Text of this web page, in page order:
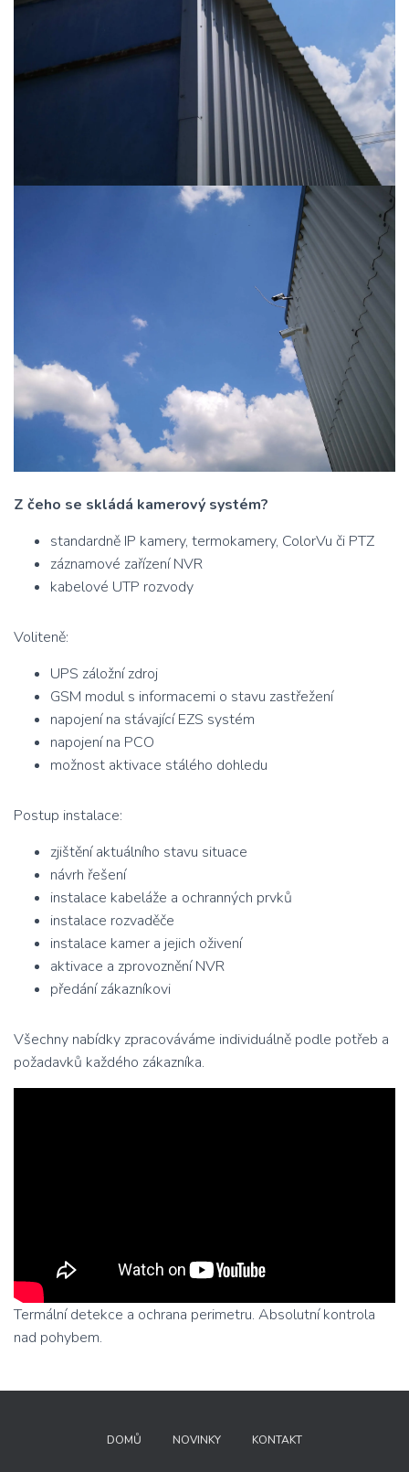
Z čeho se skládá kamerový systém?
standardně IP kamery, termokamery, ColorVu či PTZ
záznamové zařízení NVR
kabelové UTP rozvody
Voliteně:
UPS záložní zdroj
GSM modul s informacemi o stavu zastřežení
napojení na stávající EZS systém
napojení na PCO
možnost aktivace stálého dohledu
Postup instalace:
zjištění aktuálního stavu situace
návrh řešení
instalace kabeláže a ochranných prvků
instalace rozvaděče
instalace kamer a jejich oživení
aktivace a zprovoznění NVR
předání zákazníkovi
Všechny nabídky zpracováváme individuálně podle potřeb a
požadavků každého zákazníka.
Termální detekce a ochrana perimetru. Absolutní kontrola
nad pohybem.
DOMŮ NOVINKY KONTAKT